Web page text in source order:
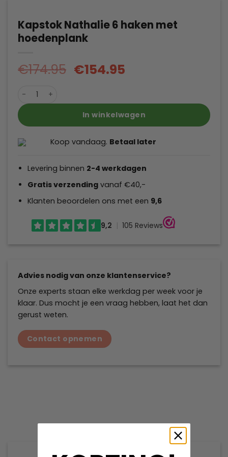
Kapstok Nathalie 6 haken met
hoedenplank
€174.95 Oorspronkelijke
€174.95.
€154.95Huidige
€154.95.
Kapstok Nathalie 6 haken met hoedenplank aantal
In winkelwagen
Koop vandaag. Betaal later
Levering binnen 2-4 werkdagen
Gratis verzendingvanaf €40,-
Klanten beoordelen ons met een 9,6
Advies nodig van onze klantenservice?
Onze experts staan elke werkdag per week voor je
klaar. Dus mocht je een vraag hebben, laat het dan
gerust weten.
Contact opnemen